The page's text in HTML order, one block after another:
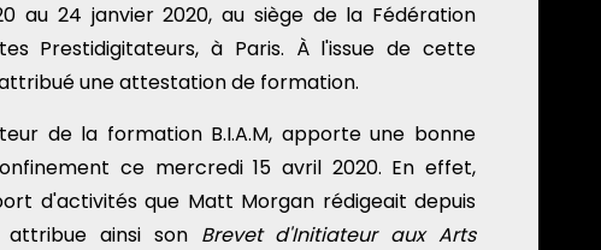
au 24 janvier 2020, au siège de la Fédération
Prestidigitateurs, à Paris. À l'issue de cette
une attestation de formation.
de la formation B.I.A.M, apporte une bonne
ce mercredi 15 avril 2020. En effet,
d'activités que Matt Morgan rédigeait depuis
ainsi son Brevet d'Initiateur aux Arts